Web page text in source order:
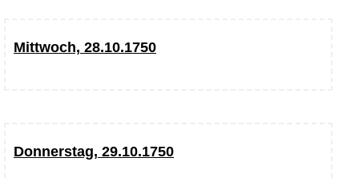
Mittwoch, 28.10.1750
Donnerstag, 29.10.1750